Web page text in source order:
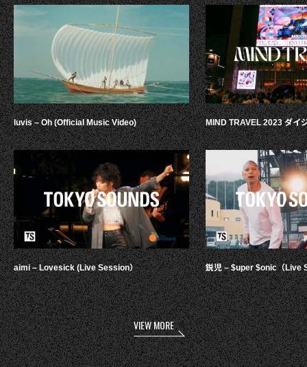
luvis – Oh (Official Music Video)
aimi – Lovesick (Live Session）
MIND TRAVEL 2023 ダイ
鋭児 – $uper $onic（Live
VIEW MORE